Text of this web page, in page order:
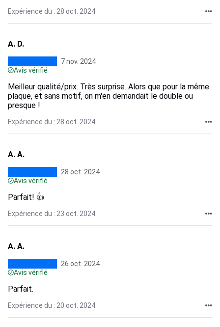
Expérience du : 28 oct. 2024
A. D.
7 nov. 2024
Avis vérifié
Meilleur qualité/prix. Très surprise. Alors que pour la même
plaque, et sans motif, on m'en demandait le double ou
presque !
Expérience du : 28 oct. 2024
A. A.
28 oct. 2024
Avis vérifié
Parfait! 👍
Expérience du : 23 oct. 2024
A. A.
26 oct. 2024
Avis vérifié
Parfait.
Expérience du : 20 oct. 2024